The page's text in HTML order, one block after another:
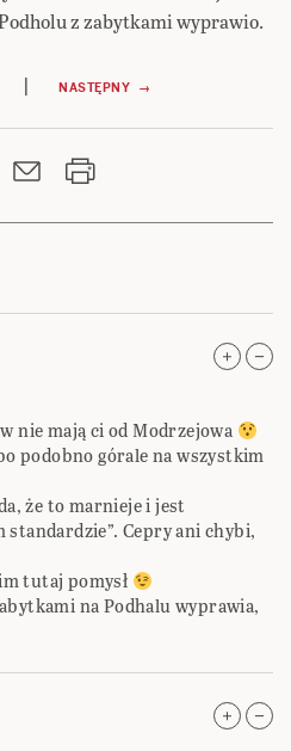
z zabytkami wyprawio.
| NASTĘPNY →
nie mają ci od Modrzejowa
podobno górale na wszystkim
że to marnieje i jest
Cepry ani chybi,
tutaj pomysł
na Podhalu wyprawia,